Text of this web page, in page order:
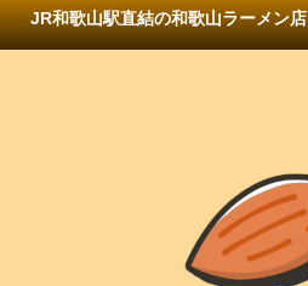
JR和歌山駅直結の和歌山ラーメン店